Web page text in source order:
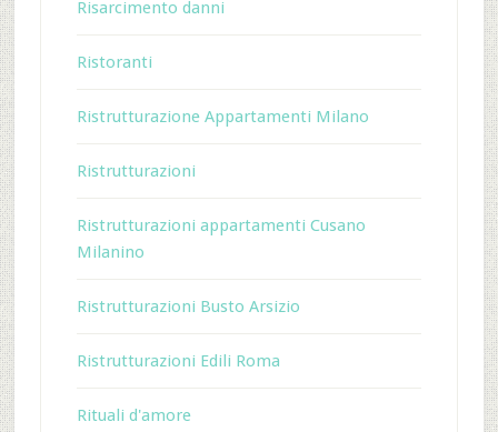
Risarcimento danni
Ristoranti
Ristrutturazione Appartamenti Milano
Ristrutturazioni
Ristrutturazioni appartamenti Cusano
Milanino
Ristrutturazioni Busto Arsizio
Ristrutturazioni Edili Roma
Rituali d'amore